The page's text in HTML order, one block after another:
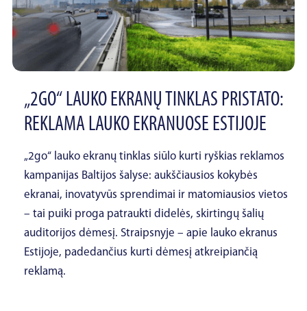
„2GO“ LAUKO EKRANŲ TINKLAS PRISTATO:
REKLAMA LAUKO EKRANUOSE ESTIJOJE
„2go“ lauko ekranų tinklas siūlo kurti ryškias reklamos
kampanijas Baltijos šalyse: aukščiausios kokybės
ekranai, inovatyvūs sprendimai ir matomiausios vietos
– tai puiki proga patraukti didelės, skirtingų šalių
auditorijos dėmesį. Straipsnyje – apie lauko ekranus
Estijoje, padedančius kurti dėmesį atkreipiančią
reklamą.